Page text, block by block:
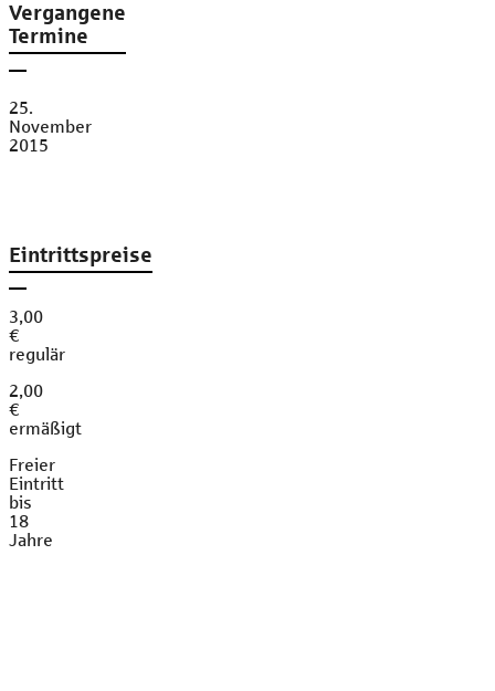
Vergangene
Termine
25.
November
2015
Eintrittspreise
3,00
€
regulär
2,00
€
ermäßigt
Freier
Eintritt
bis
18
Jahre